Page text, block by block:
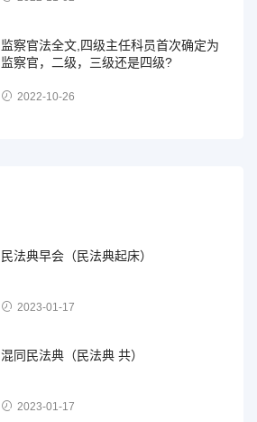
监察官法全文,四级主任科员首次确定为
监察官，二级，三级还是四级?
2022-10-26
民法典早会（民法典起床）
2023-01-17
混同民法典（民法典 共）
2023-01-17